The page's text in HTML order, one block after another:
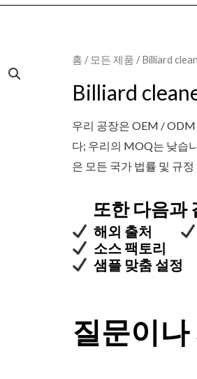
홈 / 모든 제품 / Billiard
Billiard
우리 공장은 OEM /
다; 우리의 MOQ는 낮습
은 모든 국가 법률 및 규
또한 다음과
해외 출처
소스 팩
샘플 맞춤
질문이